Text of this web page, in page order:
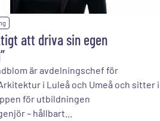
att driva sin egen
är avdelningschef för
i Luleå och Umeå och sitter i
för utbildningen
– hållbart...